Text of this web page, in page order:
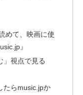
めて、映画に使
』
」視点で見る
たらmusic.jpか